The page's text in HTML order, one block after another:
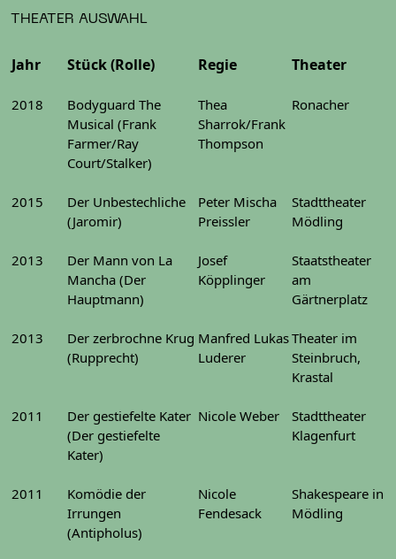
THEATER AUSWAHL
Jahr Stück (Rolle) Regie Theater
2018
Bodyguard The
Musical (Frank
Farmer/Ray
Court/Stalker)
Thea
Sharrok/Frank
Thompson
Ronacher
2015
Der Unbestechliche
(Jaromir)
Peter Mischa
Preissler
Stadttheater
Mödling
2013
Der Mann von La
Mancha (Der
Hauptmann)
Josef
Köpplinger
Staatstheater
am
Gärtnerplatz
2013
Der zerbrochne Krug
(Rupprecht)
Manfred Lukas
Luderer
Theater im
Steinbruch,
Krastal
2011
Der gestiefelte Kater
(Der gestiefelte
Kater)
Nicole Weber
Stadttheater
Klagenfurt
2011
Komödie der
Irrungen
(Antipholus)
Nicole
Fendesack
Shakespeare in
Mödling